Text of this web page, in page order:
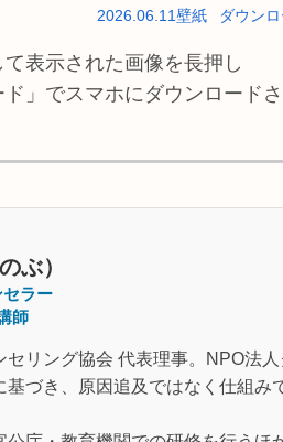
2026.06.11壁紙 ダウン
表示された画像を長押し
ド」でスマホにダウンロードさ
ぶ）
ラー
師
リング協会 代表理事。NPO法人
づき、原因追及ではなく仕組